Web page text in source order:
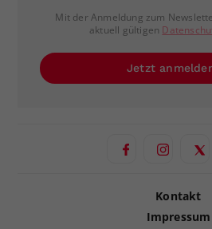
Mit der Anmeldung zum
aktuell gültigen
Jetzt
Kontakt
Impressum